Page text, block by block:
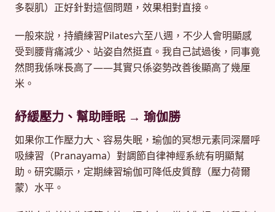
多裂肌）正好針對這個問題，效果相對直接。
一般來說，持續練習Pilates六至八週，不少人會明顯感
受到腰背痛減少、站姿自然挺直。我自己試過後，同事竟
然問我係咪長高了——其實只係姿勢改善後顯高了幾厘
米。
紓緩壓力、幫助睡眠 → 瑜伽勝
如果你工作壓力大、容易失眠，瑜伽的冥想元素同深層呼
吸練習（Pranayama）對調節自律神經系統有明顯幫
助。研究顯示，定期練習瑜伽可降低皮質醇（壓力荷爾
蒙）水平。